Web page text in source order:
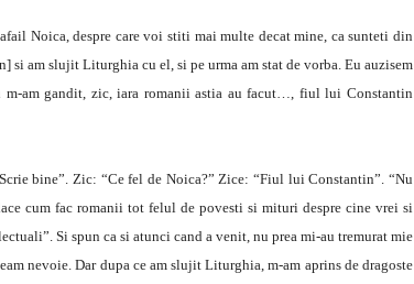
Noica, despre care voi stiti mai multe decat mine, ca sunteti din
am slujit Liturghia cu el, si pe urma am stat de vorba. Eu auzisem
m-am gandit, zic, iara romanii astia au facut…, fiul lui Constantin
bine”. Zic: “Ce fel de Noica?” Zice: “Fiul lui Constantin”. “Nu
cum fac romanii tot felul de povesti si mituri despre cine vrei si
Si spun ca si atunci cand a venit, nu prea mi-au tremurat mie
nevoie. Dar dupa ce am slujit Liturghia, m-am aprins de dragoste